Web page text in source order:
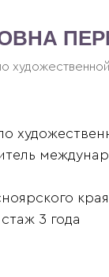
художественной
края
3 года